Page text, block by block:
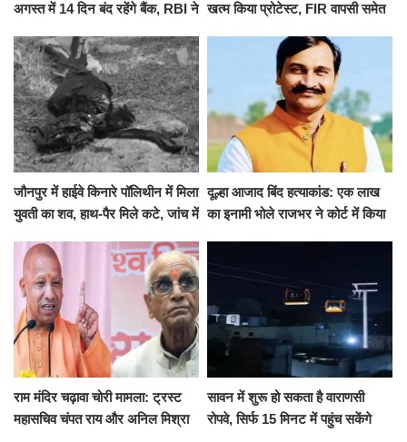
अगस्त में 14 दिन बंद रहेंगे बैंक, RBI ने खत्म किया प्रोटेस्ट, FIR वापसी समेत
जौनपुर में हाईवे किनारे पॉलिथीन में मिला
युवती का शव, हाथ-पैर मिले कटे, जांच में
दूल्हा आजाद बिंद हत्याकांड: एक लाख
का इनामी भोले राजभर ने कोर्ट में किया
राम मंदिर चढ़ावा चोरी मामला: ट्रस्ट
महासचिव चंपत राय और अनिल मिश्रा
सावन में शुरू हो सकता है वाराणसी
रोपवे, सिर्फ 15 मिनट में पहुंच सकेंगे